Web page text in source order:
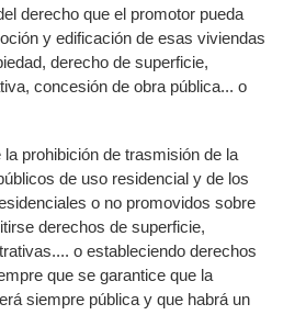
derecho que el promotor pueda
y edificación de esas viviendas
derecho de superficie,
concesión de obra pública... o
prohibición de trasmisión de la
de uso residencial y de los
o no promovidos sobre
derechos de superficie,
o estableciendo derechos
que se garantice que la
siempre pública y que habrá un